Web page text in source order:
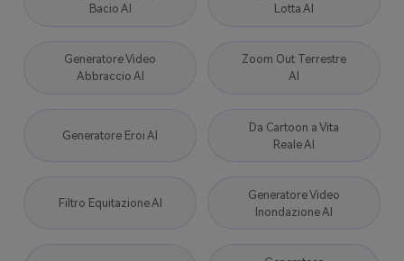
Bacio AI
Lotta AI
Generatore Video
Abbraccio AI
Zoom Out Terrestre
AI
Generatore Eroi AI
Da Cartoon a Vita
Reale AI
Filtro Equitazione AI
Generatore Video
Inondazione AI